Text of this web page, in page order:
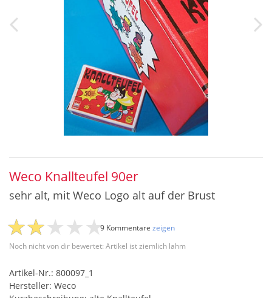
Weco Knallteufel 90er
sehr alt, mit Weco Logo alt auf der Brust
Noch nicht von dir bewertet: Artikel ist ziemlich lahm
9 Kommentare zeigen
Artikel-Nr.: 800097_1
Hersteller: Weco